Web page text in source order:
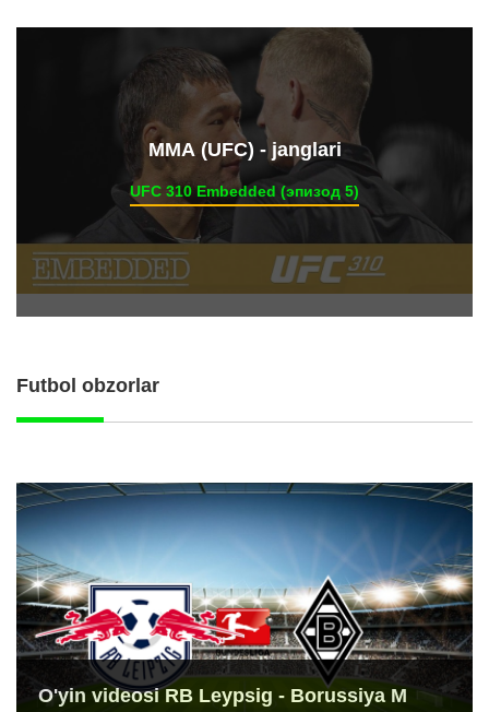
ММА (UFC) - janglari
UFC 310 Embedded (эпизод 5)
Futbol obzorlar
O'yin videosi RB Leypsig - Borussiya M